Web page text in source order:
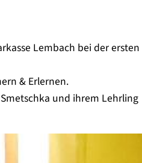
Lembach bei der ersten
& Erlernen.
und ihrem Lehrling